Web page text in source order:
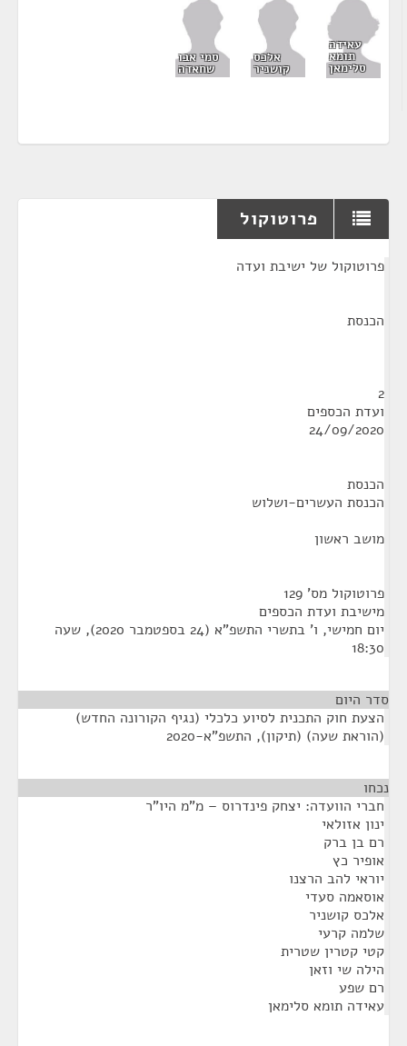
עאידה
תומא
סלימאן
אלכס
קושניר
סמי אבו
שחאדה
פרוטוקול
פרוטוקול של ישיבת ועדה
הכנסת
2
ועדת הכספים
24/09/2020
הכנסת
הכנסת העשרים-ושלוש
מושב ראשון
פרוטוקול מס' 129
מישיבת ועדת הכספים
יום חמישי, ו' בתשרי התשפ"א (24 בספטמבר 2020), שעה
18:30
סדר היום
הצעת חוק התכנית לסיוע כלכלי (נגיף הקורונה החדש)
(הוראת שעה) (תיקון), התשפ"א-2020
נכחו
חברי הוועדה: יצחק פינדרוס – מ"מ היו"ר
ינון אזולאי
רם בן ברק
אופיר כץ
יוראי להב הרצנו
אוסאמה סעדי
אלכס קושניר
שלמה קרעי
קטי קטרין שטרית
הילה שי וזאן
רם שפע
עאידה תומא סלימאן